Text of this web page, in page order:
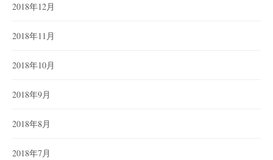
2018年12月
2018年11月
2018年10月
2018年9月
2018年8月
2018年7月